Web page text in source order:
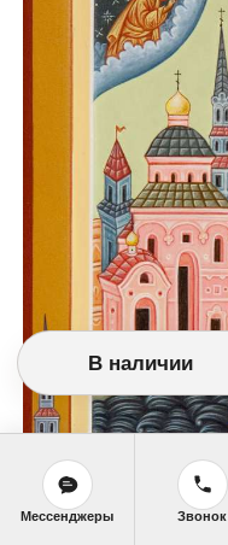
В наличии
Мессенджеры Звонок